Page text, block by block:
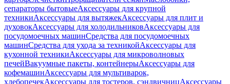
сепараторы бытовыеАксессуары для крупной
техникиАксессуары для вытяжекАксессуары для плит и
духовокАксессуары для холодильниковАксессуары для
посудомоечных машинСредства для посудомоечных
машинСредства для ухода за техникойАксессуары для
кухонной техникиАксессуары для микроволновых
печейВакуумные пакеты, контейнерыАксессуары для
кофемашинАксессуары для мультиварок,
хлебопечекАксессуары для тостеров, сэндвичницАксессуары